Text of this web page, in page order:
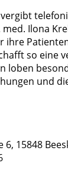
Ilona
ihre
so eine
loben
und
6, 15848